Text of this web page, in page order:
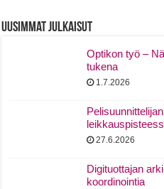
Uusimmat Julkaisut
Optikon työ –
tukena
1.7.2026
27.6.2026
Digituottajan
koordinointia